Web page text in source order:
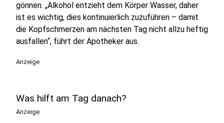
gönnen. „Alkohol entzieht dem Körper Wasser, daher
ist es wichtig, dies kontinuierlich zuzuführen – damit
die Kopfschmerzen am nächsten Tag nicht allzu heftig
ausfallen“, führt der Apotheker aus.
Anzeige
Was hilft am Tag danach?
Anzeige